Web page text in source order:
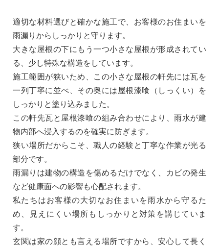
適切な材料選びと確かな施工で、お客様のお住まいを
雨漏りからしっかりと守ります。
大きな屋根の下にもう一つ小さな屋根が形成されてい
る、少し特殊な構造をしています。
施工範囲が狭いため、この小さな屋根の軒先には瓦を
一列丁寧に並べ、その奥には屋根漆喰（しっくい）を
しっかりと塗り込みました。
この軒先瓦と屋根漆喰の組み合わせにより、雨水が建
物内部へ浸入するのを確実に防ぎます。
狭い場所だからこそ、職人の経験と丁寧な作業が光る
部分です。
雨漏りは建物の構造を傷めるだけでなく、カビの発生
など健康面への影響も心配されます。
私たちはお客様の大切なお住まいを雨水から守るた
め、見えにくい場所もしっかりと対策を講じていま
す。
玄関は家の顔とも言える場所ですから、安心して長く